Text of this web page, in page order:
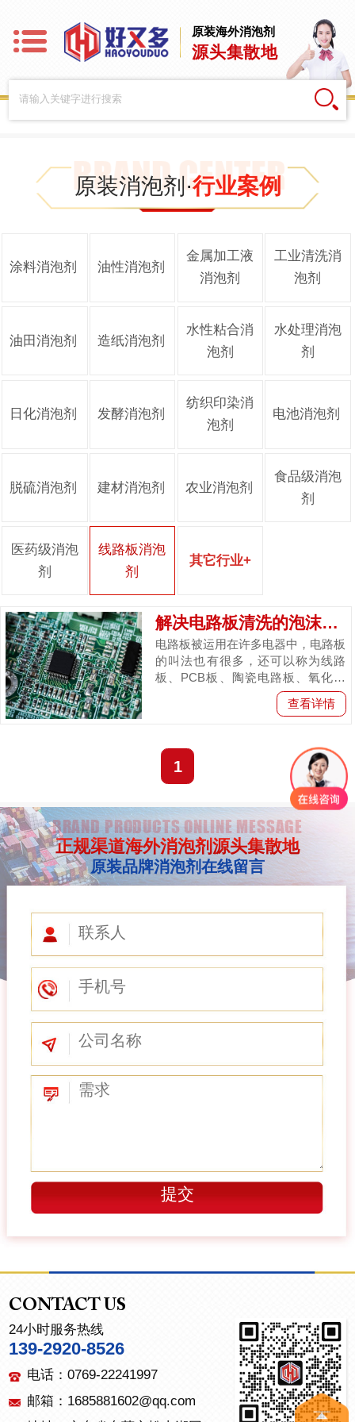
原装海外消泡剂
源头集散地
原装消泡剂·行业案例
涂料消泡剂 油性消泡剂
金属加工液
消泡剂
工业清洗消
泡剂
油田消泡剂 造纸消泡剂
水性粘合消
泡剂
水处理消泡
剂
日化消泡剂 发酵消泡剂
纺织印染消
泡剂
电池消泡剂
脱硫消泡剂 建材消泡剂 农业消泡剂
食品级消泡
剂
医药级消泡
剂
线路板消泡
剂
其它行业+
解决电路板清洗的泡沫用蓝星C585消泡剂呀
电路板被运用在许多电器中，电路板
的叫法也有很多，还可以称为线路
板、PCB板、陶瓷电路板、氧化铝
陶瓷电路板、PCB、铝基板、高频
板印刷电路板等等。电路板的主要功
查看详情
1
BRAND PRODUCTS ONLINE MESSAGE
正规渠道海外消泡剂源头集散地
原装品牌消泡剂在线留言
CONTACT US
24小时服务热线
139-2920-8526
电话：0769-22241997
邮箱：1685881602@qq.com